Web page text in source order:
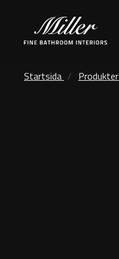
Startsida Produkter